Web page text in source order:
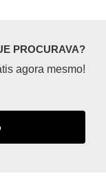
PROCURAVA?
agora mesmo!